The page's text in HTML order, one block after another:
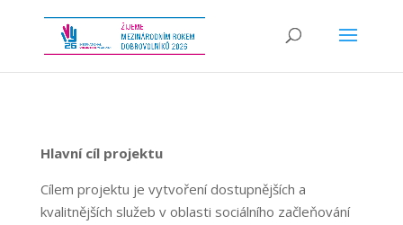
Hlavní cíl projektu
Cílem projektu je vytvoření dostupnějších a
kvalitnějších služeb v oblasti sociálního začleňování